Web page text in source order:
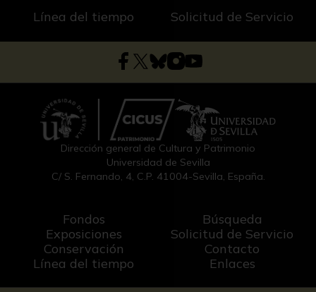
Línea del tiempo Solicitud de Servicio
Dirección general de Cultura y Patrimonio
Universidad de Sevilla
C/ S. Fernando, 4, C.P. 41004-Sevilla, España.
Fondos
Exposiciones
Conservación
Línea del tiempo
Búsqueda
Solicitud de Servicio
Contacto
Enlaces